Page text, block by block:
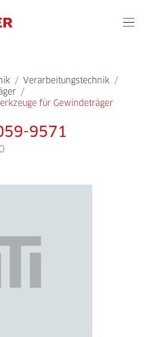
/ Verarbeitungstechnik /
/
für Gewindeträger
9571